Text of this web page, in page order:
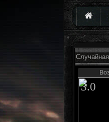
3.0